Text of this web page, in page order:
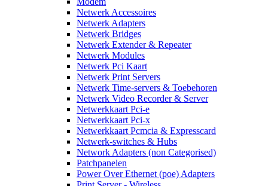
Netwerk Accessoires
Netwerk Adapters
Netwerk Bridges
Netwerk Extender & Repeater
Netwerk Modules
Netwerk Pci Kaart
Netwerk Print Servers
Netwerk Time-servers & Toebehoren
Netwerk Video Recorder & Server
Netwerkkaart Pci-e
Netwerkkaart Pci-x
Netwerkkaart Pcmcia & Expresscard
Netwerk-switches & Hubs
Network Adapters (non Categorised)
Patchpanelen
Power Over Ethernet (poe) Adapters